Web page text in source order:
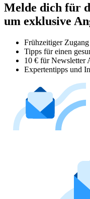
Melde dich für
um exklusive
Frühzeitiger Zugang
Tipps für einen
10 € für Newsletter
Expertentipps und